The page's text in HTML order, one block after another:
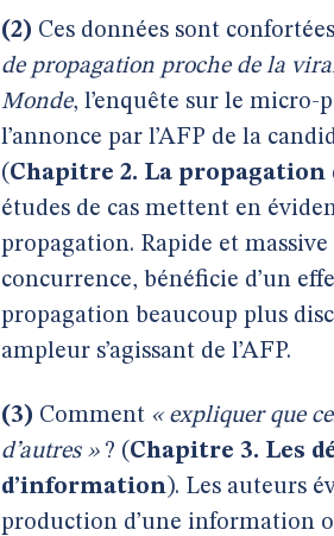
(2) Ces données sont
de propagation proche de la
Monde, l’enquête sur le
l’annonce par l’AFP de la
(Chapitre 2. La
études de cas mettent en
propagation. Rapide et massive
concurrence, bénéficie d’un
propagation beaucoup plus
ampleur s’agissant de l’AFP.
(3) Comment « expliquer que
d’autres »? (Chapitre 3. Les
d’information). Les auteurs
production d’une information